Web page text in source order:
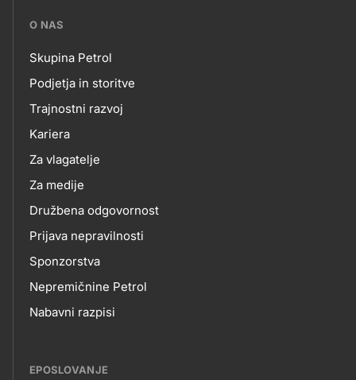
???
skupno.footer-
title???
O NAS
O
NAS
Skupina Petrol
Podjetja in storitve
Trajnostni razvoj
Kariera
Za vlagatelje
Za medije
Družbena odgovornost
Prijava nepravilnosti
Sponzorstva
Nepremičnine Petrol
Nabavni razpisi
EPOSLOVANJE